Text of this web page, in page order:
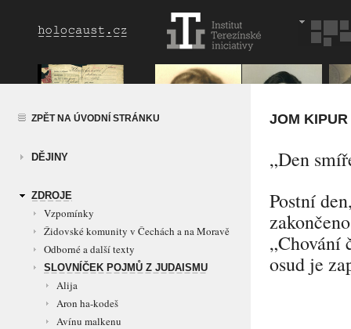
ZPĚT NA ÚVODNÍ STRÁNKU
DĚJINY
ZDROJE
Vzpomínky
Židovské komunity v Čechách a na Moravě
Odborné a další texty
SLOVNÍČEK POJMŮ Z JUDAISMU
Alija
Aron ha-kodeš
Avínu malkenu
JOM KIPUR
„Den
Postní
„Chování
osud je